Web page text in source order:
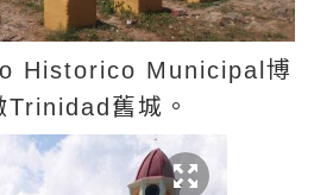
Historico Municipal 博
Trinidad 舊城。